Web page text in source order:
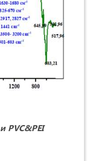
и PVC&PEI